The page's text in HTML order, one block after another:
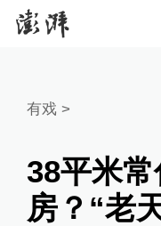
有戏 >
38平米
房？“老